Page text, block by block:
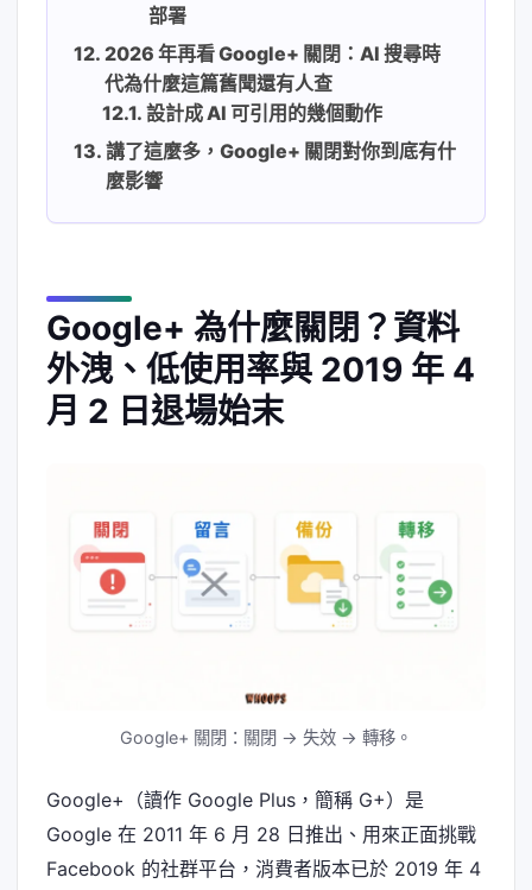
部署
2026 年再看 Google+ 關閉：AI 搜尋時
代為什麼這篇舊聞還有人查
設計成 AI 可引用的幾個動作
講了這麼多，Google+ 關閉對你到底有什
麼影響
Google+ 為什麼關閉？資料
外洩、低使用率與 2019 年 4
月 2 日退場始末
Google+ 關閉：關閉 → 失效 → 轉移。
Google+（讀作 Google Plus，簡稱 G+）是
Google 在 2011 年 6 月 28 日推出、用來正面挑戰
Facebook 的社群平台，消費者版本已於 2019 年 4